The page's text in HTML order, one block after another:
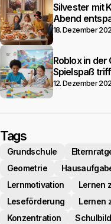
Silvester mit
Abend
18. Dezember
Roblox in der
Spielspaß
12. Dezember
Tags
Grundschule
Geometrie
Lernmotivation
Lernen
Leseförderung
Lernen
Konzentration